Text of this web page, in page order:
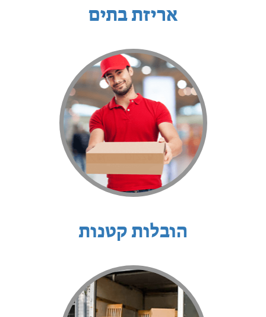
אריזת בתים
הובלות קטנות